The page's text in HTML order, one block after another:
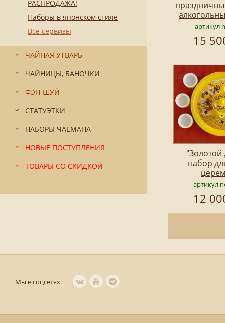
РАСПРОДАЖА!
Наборы в японском стиле
Все сервизы
ЧАЙНАЯ УТВАРЬ
ЧАЙНИЦЫ, БАНОЧКИ
ФЭН-ШУЙ
СТАТУЭТКИ
НАБОРЫ ЧАЕМАНА
НОВЫЕ ПОСТУПЛЕНИЯ
ТОВАРЫ СО СКИДКОЙ
артикул
15
"Золотой
набор
артикул
12
Мы в соцсетях: